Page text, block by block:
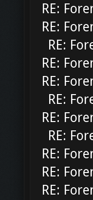
RE:
RE:
RE:
RE:
RE:
RE:
RE:
RE:
RE:
RE:
RE: